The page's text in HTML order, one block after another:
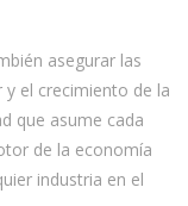
asegurar las
el crecimiento de la
que asume cada
de la economía
industria en el